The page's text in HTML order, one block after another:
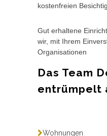
kostenfreien
Gut erhaltene
wir, mit Ihrem
Organisationen
Das Team
entrümpelt
Wohnungen